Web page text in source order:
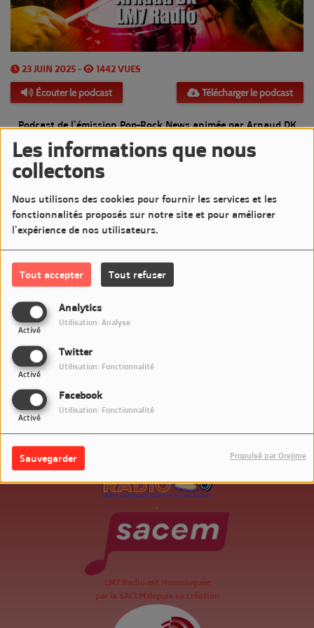
Les informations que nous
collectons
Nous utilisons des cookies pour fournir les services et les
fonctionnalités proposés sur notre site et pour améliorer
l'expérience de nos utilisateurs.
Tout accepter Tout refuser
Analytics
Activé
Utilisation: Analyse
Twitter
Activé
Utilisation: Fonctionnalité
Facebook
Activé
Utilisation: Fonctionnalité
Sauvegarder Propulsé par Orejime
23 JUIN 2025 - 1442 VUES
Écouter le podcast Télécharger le podcast
Podcast de l'émission Pop-Rock News animée par Arnaud DK
Diffusée le Lundi 23 Juin 2025 de 20h à 21h sur LM7
Commentaires(0)
Connectez-vous pour commenter cet article
SE CONNECTER
LM7 Radio est Homologuée
par la SACEM depuis sa création